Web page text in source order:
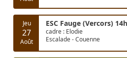
Jeu
27
Août
ESC Fauge (Vercors)
cadre : Elodie
Escalade - Couenne